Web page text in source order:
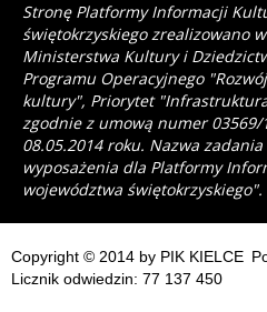
Stronę Platformy Informacji
świętokrzyskiego zrealizowano
Ministerstwa Kultury i
Programu Operacyjnego
kultury", Priorytet
zgodnie z umową numer 03569/
08.05.2014 roku. Nazwa
wyposażenia dla Platformy
województwa świętokrzyskiego".
Copyright © 2014 by PIK KIELCE
Licznik odwiedzin: 77 137 450